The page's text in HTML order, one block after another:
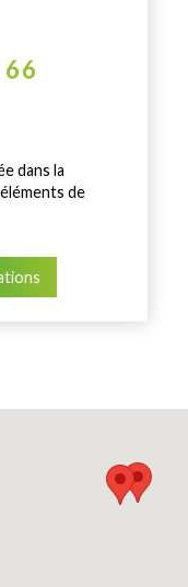
dans la
de